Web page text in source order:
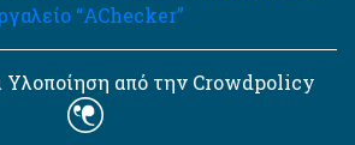
“AChecker”
Υλοποίηση από την Crowdpolicy